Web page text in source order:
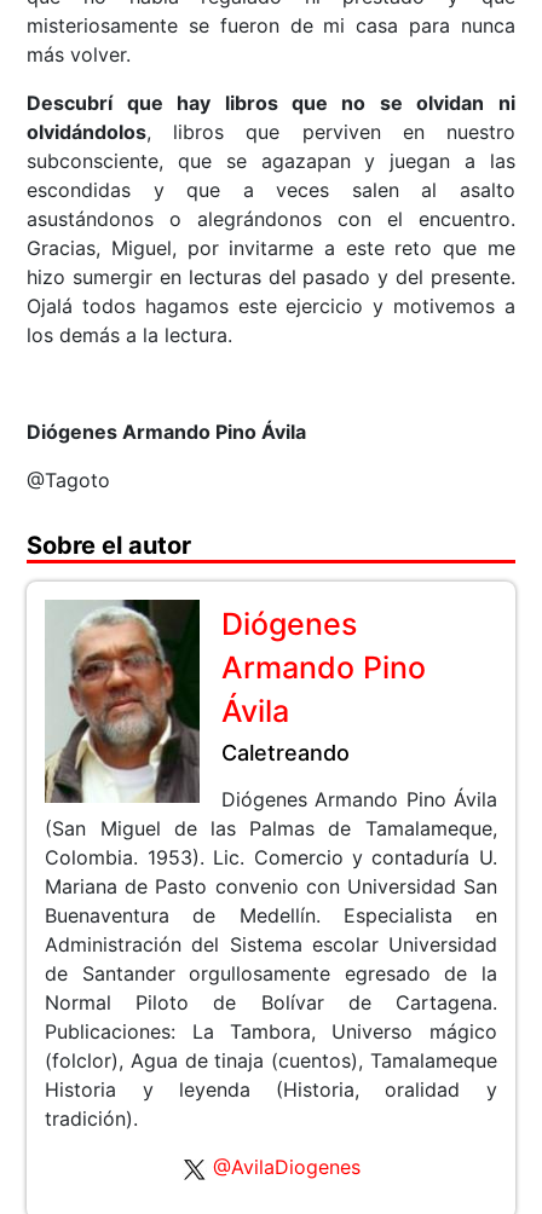
misteriosamente se fueron de mi casa para nunca
más volver.
Descubrí que hay libros que no se olvidan ni
olvidándolos, libros que perviven en nuestro
subconsciente, que se agazapan y juegan a las
escondidas y que a veces salen al asalto
asustándonos o alegrándonos con el encuentro.
Gracias, Miguel, por invitarme a este reto que me
hizo sumergir en lecturas del pasado y del presente.
Ojalá todos hagamos este ejercicio y motivemos a
los demás a la lectura.
Diógenes Armando Pino Ávila
@Tagoto
Sobre el autor
Diógenes
Armando Pino
Ávila
Caletreando
Diógenes Armando Pino Ávila
(San Miguel de las Palmas de Tamalameque,
Colombia. 1953). Lic. Comercio y contaduría U.
Mariana de Pasto convenio con Universidad San
Buenaventura de Medellín. Especialista en
Administración del Sistema escolar Universidad
de Santander orgullosamente egresado de la
Normal Piloto de Bolívar de Cartagena.
Publicaciones: La Tambora, Universo mágico
(folclor), Agua de tinaja (cuentos), Tamalameque
Historia y leyenda (Historia, oralidad y
tradición).
@AvilaDiogenes